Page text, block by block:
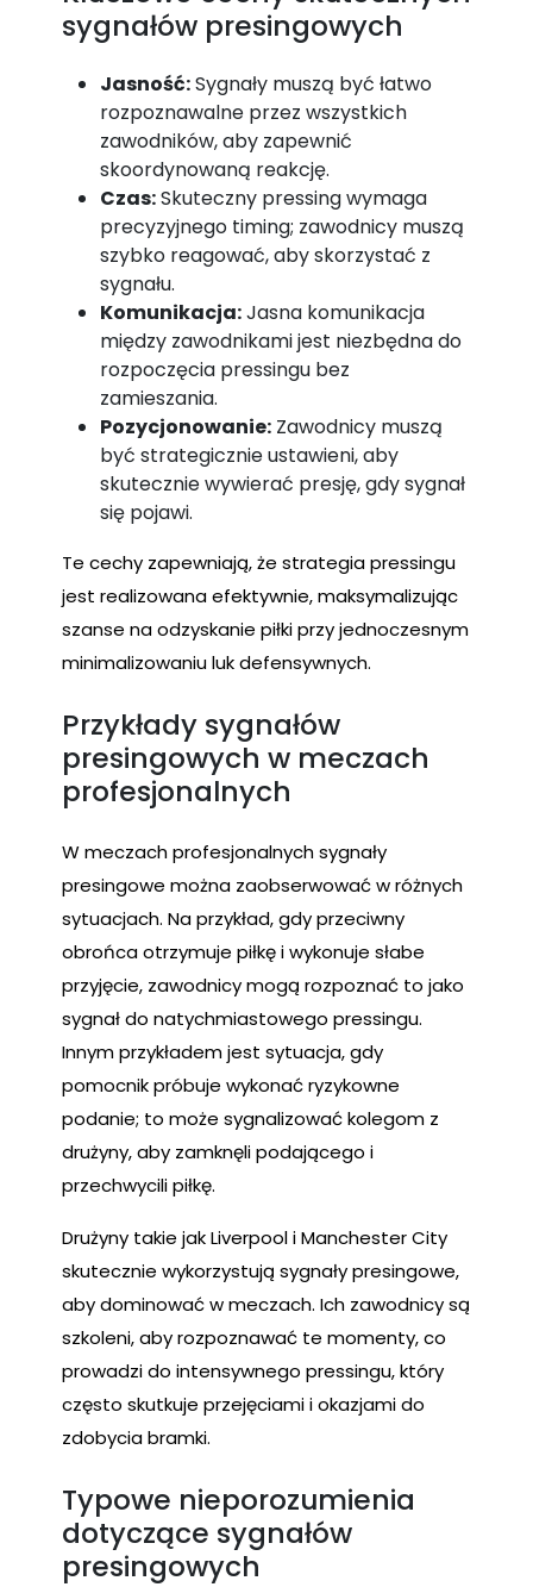
sygnałów presingowych
Jasność:Sygnały muszą być łatwo
rozpoznawalne przez wszystkich
zawodników, aby zapewnić
skoordynowaną reakcję.
Czas:Skuteczny pressing wymaga
precyzyjnego timing; zawodnicy muszą
szybko reagować, aby skorzystać z
sygnału.
Komunikacja:Jasna komunikacja
między zawodnikami jest niezbędna do
rozpoczęcia pressingu bez
zamieszania.
Pozycjonowanie: Zawodnicy muszą
być strategicznie ustawieni, aby
skutecznie wywierać presję, gdy sygnał
się pojawi.
Te cechy zapewniają, że strategia pressingu
jest realizowana efektywnie, maksymalizując
szanse na odzyskanie piłki przy jednoczesnym
minimalizowaniu luk defensywnych.
Przykłady sygnałów
presingowych w meczach
profesjonalnych
W meczach profesjonalnych sygnały
presingowe można zaobserwować w różnych
sytuacjach. Na przykład, gdy przeciwny
obrońca otrzymuje piłkę i wykonuje słabe
przyjęcie, zawodnicy mogą rozpoznać to jako
sygnał do natychmiastowego pressingu.
Innym przykładem jest sytuacja, gdy
pomocnik próbuje wykonać ryzykowne
podanie; to może sygnalizować kolegom z
drużyny, aby zamknęli podającego i
przechwycili piłkę.
Drużyny takie jak Liverpool i Manchester City
skutecznie wykorzystują sygnały presingowe,
aby dominować w meczach. Ich zawodnicy są
szkoleni, aby rozpoznawać te momenty, co
prowadzi do intensywnego pressingu, który
często skutkuje przejęciami i okazjami do
zdobycia bramki.
Typowe nieporozumienia
dotyczące sygnałów
presingowych